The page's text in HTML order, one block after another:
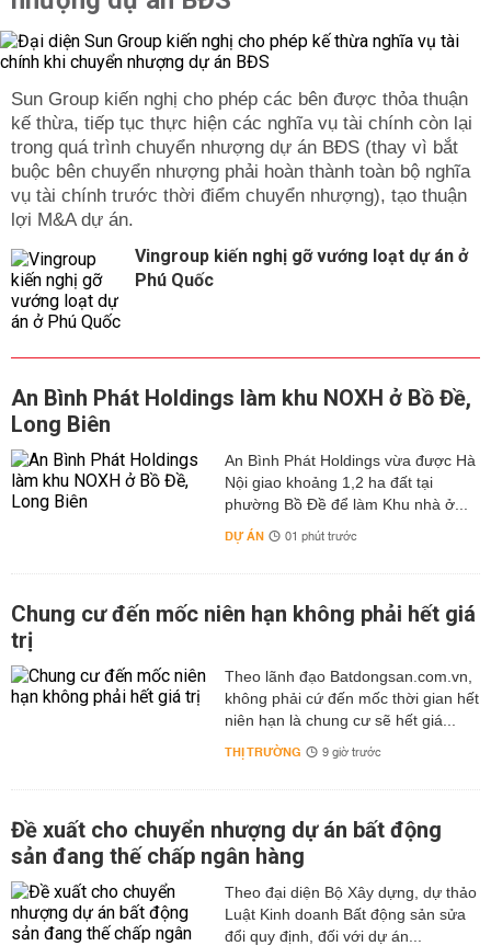
Sun Group kiến nghị cho phép các bên được thỏa thuận
kế thừa, tiếp tục thực hiện các nghĩa vụ tài chính còn lại
trong quá trình chuyển nhượng dự án BĐS (thay vì bắt
buộc bên chuyển nhượng phải hoàn thành toàn bộ nghĩa
vụ tài chính trước thời điểm chuyển nhượng), tạo thuận
lợi M&A dự án.
Vingroup kiến nghị gỡ vướng loạt dự án ở
Phú Quốc
An Bình Phát Holdings làm khu NOXH ở Bồ Đề,
Long Biên
An Bình Phát Holdings vừa được Hà
Nội giao khoảng 1,2 ha đất tại
phường Bồ Đề để làm Khu nhà ở...
DỰ ÁN 01 phút trước
Chung cư đến mốc niên hạn không phải hết giá
trị
Theo lãnh đạo Batdongsan.com.vn,
không phải cứ đến mốc thời gian hết
niên hạn là chung cư sẽ hết giá...
THỊ TRƯỜNG 9 giờ trước
Đề xuất cho chuyển nhượng dự án bất động
sản đang thế chấp ngân hàng
Theo đại diện Bộ Xây dựng, dự thảo
Luật Kinh doanh Bất động sản sửa
đổi quy định, đối với dự án...